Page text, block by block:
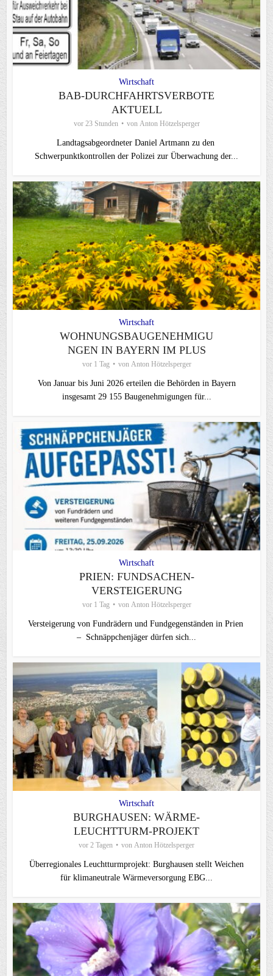
Wirtschaft
BAB-DURCHFAHRTSVERBOTE
AKTUELL
vor 23 Stunden von Anton Hötzelsperger
Landtagsabgeordneter Daniel Artmann zu den
Schwerpunktkontrollen der Polizei zur Überwachung der...
Wirtschaft
WOHNUNGSBAUGENEHMIGU
NGEN IN BAYERN IM PLUS
vor 1 Tag von Anton Hötzelsperger
Von Januar bis Juni 2026 erteilen die Behörden in Bayern
insgesamt 29 155 Baugenehmigungen für...
Wirtschaft
PRIEN: FUNDSACHEN-
VERSTEIGERUNG
vor 1 Tag von Anton Hötzelsperger
Versteigerung von Fundrädern und Fundgegenständen in Prien
– Schnäppchenjäger dürfen sich...
Wirtschaft
BURGHAUSEN: WÄRME-
LEUCHTTURM-PROJEKT
vor 2 Tagen von Anton Hötzelsperger
Überregionales Leuchtturmprojekt: Burghausen stellt Weichen
für klimaneutrale Wärmeversorgung EBG...